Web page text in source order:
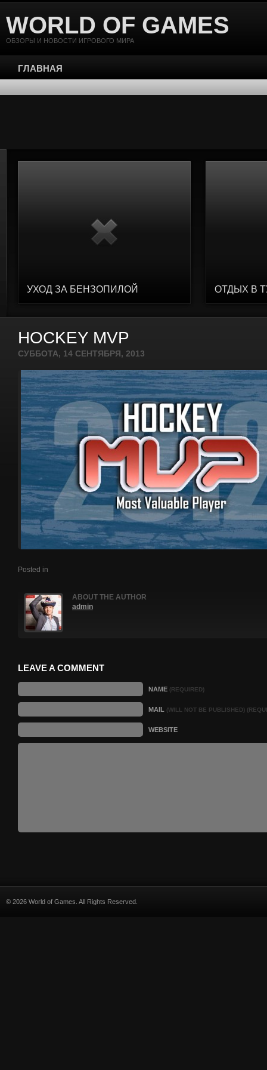
WORLD OF GAMES
ОБЗОРЫ И НОВОСТИ ИГРОВОГО МИРА
ГЛАВНАЯ
УХОД ЗА БЕНЗОПИЛОЙ ОТДЫХ В
HOCKEY MVP
СУББОТА, 14 СЕНТЯБРЯ, 2013
Posted in
ABOUT THE AUTHOR
admin
LEAVE A COMMENT
NAME (REQUIRED)
MAIL (WILL NOT BE PUBLISHED)
WEBSITE
© 2026 World of Games. All Rights Reserved.